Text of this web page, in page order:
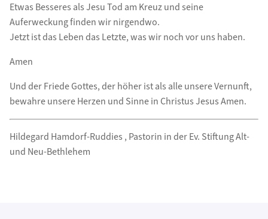
Etwas Besseres als Jesu Tod am Kreuz und seine
Auferweckung finden wir nirgendwo.
Jetzt ist das Leben das Letzte, was wir noch vor uns haben.
Amen
Und der Friede Gottes, der höher ist als alle unsere Vernunft,
bewahre unsere Herzen und Sinne in Christus Jesus Amen.
Hildegard Hamdorf-Ruddies , Pastorin in der Ev. Stiftung Alt-
und Neu-Bethlehem